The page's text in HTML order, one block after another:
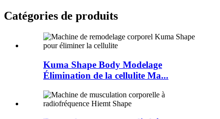
Catégories de produits
Kuma Shape Body Modelage
Élimination de la cellulite Ma...